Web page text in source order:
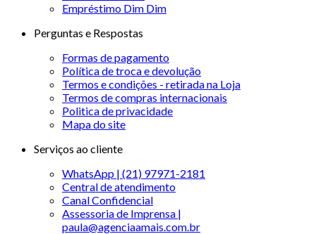
Empréstimo Dim Dim
Perguntas e Respostas
Formas de pagamento
Política de troca e devolução
Termos e condições - retirada na Loja
Termos de compras internacionais
Politica de privacidade
Mapa do site
Serviços ao cliente
WhatsApp | (21) 97971-2181
Central de atendimento
Canal Confidencial
Assessoria de Imprensa |
paula@agenciaamais.com.br